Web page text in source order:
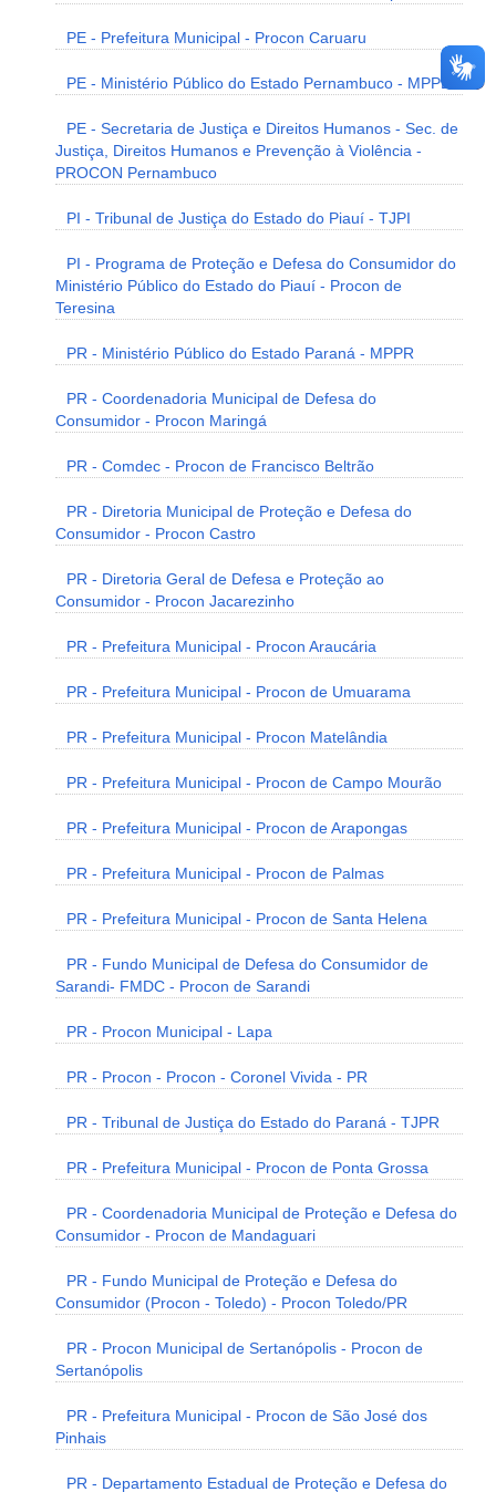
PE - Prefeitura Municipal - Procon Caruaru
PE - Ministério Público do Estado Pernambuco - MPPE
PE - Secretaria de Justiça e Direitos Humanos - Sec. de
Justiça, Direitos Humanos e Prevenção à Violência -
PROCON Pernambuco
PI - Tribunal de Justiça do Estado do Piauí - TJPI
PI - Programa de Proteção e Defesa do Consumidor do
Ministério Público do Estado do Piauí - Procon de
Teresina
PR - Ministério Público do Estado Paraná - MPPR
PR - Coordenadoria Municipal de Defesa do
Consumidor - Procon Maringá
PR - Comdec - Procon de Francisco Beltrão
PR - Diretoria Municipal de Proteção e Defesa do
Consumidor - Procon Castro
PR - Diretoria Geral de Defesa e Proteção ao
Consumidor - Procon Jacarezinho
PR - Prefeitura Municipal - Procon Araucária
PR - Prefeitura Municipal - Procon de Umuarama
PR - Prefeitura Municipal - Procon Matelândia
PR - Prefeitura Municipal - Procon de Campo Mourão
PR - Prefeitura Municipal - Procon de Arapongas
PR - Prefeitura Municipal - Procon de Palmas
PR - Prefeitura Municipal - Procon de Santa Helena
PR - Fundo Municipal de Defesa do Consumidor de
Sarandi- FMDC - Procon de Sarandi
PR - Procon Municipal - Lapa
PR - Procon - Procon - Coronel Vivida - PR
PR - Tribunal de Justiça do Estado do Paraná - TJPR
PR - Prefeitura Municipal - Procon de Ponta Grossa
PR - Coordenadoria Municipal de Proteção e Defesa do
Consumidor - Procon de Mandaguari
PR - Fundo Municipal de Proteção e Defesa do
Consumidor (Procon - Toledo) - Procon Toledo/PR
PR - Procon Municipal de Sertanópolis - Procon de
Sertanópolis
PR - Prefeitura Municipal - Procon de São José dos
Pinhais
PR - Departamento Estadual de Proteção e Defesa do